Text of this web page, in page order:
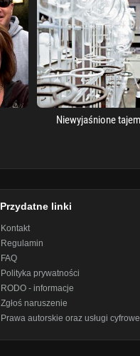
Niewyjaśnione
Przydatne linki
Kontakt
Regulamin
FAQ
Polityka prywatności
RODO - informacje
Zgłoś naruszenie
Prawa autorskie oraz usługi cyfrowe